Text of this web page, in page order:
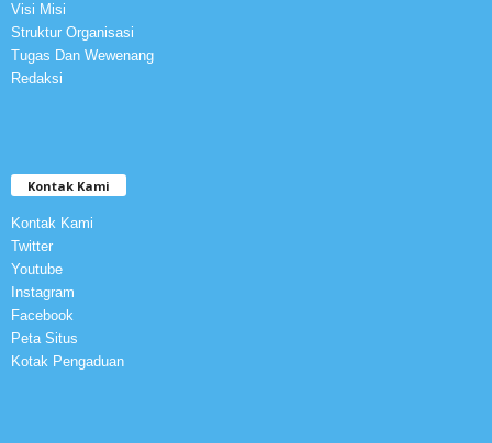
Visi Misi
Struktur Organisasi
Tugas Dan Wewenang
Redaksi
Kontak Kami
Kontak Kami
Twitter
Youtube
Instagram
Facebook
Peta Situs
Kotak Pengaduan